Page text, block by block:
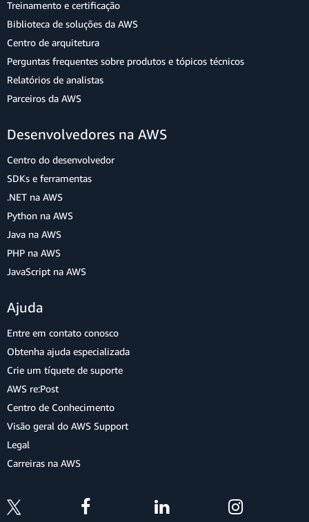
Treinamento e certificação
Biblioteca de soluções da AWS
Centro de arquitetura
Perguntas frequentes sobre produtos e tópicos técnicos
Relatórios de analistas
Parceiros da AWS
Desenvolvedores na AWS
Centro do desenvolvedor
SDKs e ferramentas
.NET na AWS
Python na AWS
Java na AWS
PHP na AWS
JavaScript na AWS
Ajuda
Entre em contato conosco
Obtenha ajuda especializada
Crie um tíquete de suporte
AWS re:Post
Centro de Conhecimento
Visão geral do AWS Support
Legal
Carreiras na AWS